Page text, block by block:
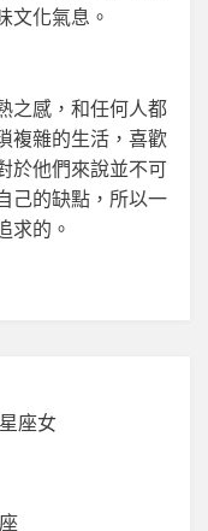
文化氣息。
感，和任何人都
複雜的生活，喜歡
於他們來說並不可
己的缺點，所以一
求的。
座女